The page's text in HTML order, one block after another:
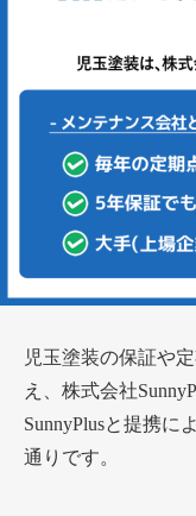
児玉塗装の保証や
え、株式会社
SunnyPlusと提携に
通りです。